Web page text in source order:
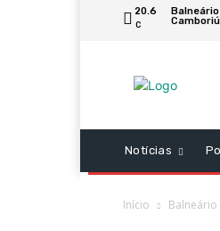
20.6
C
Balneário
Camboriú
Notícias
Início